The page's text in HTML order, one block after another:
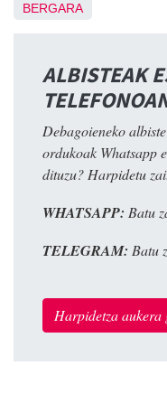
BERGARA
ALBISTEAK
Debagoieneko
ordukoak Whatsapp
dituzu? Harpidetu
WHATSAPP: Batu
TELEGRAM: Batu
Harpidetza aukera